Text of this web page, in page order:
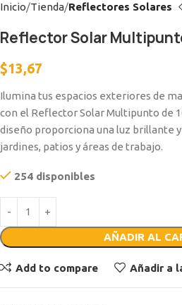
Inicio Tienda Reflectores Solares
Reflector Solar
$13,67
Ilumina tus espacios exteriores de
con el Reflector Solar Multipunto de
diseño proporciona una luz brillante
jardines, patios y áreas de trabajo.
254 disponibles
AÑADIR AL
Add to compare Añadir a